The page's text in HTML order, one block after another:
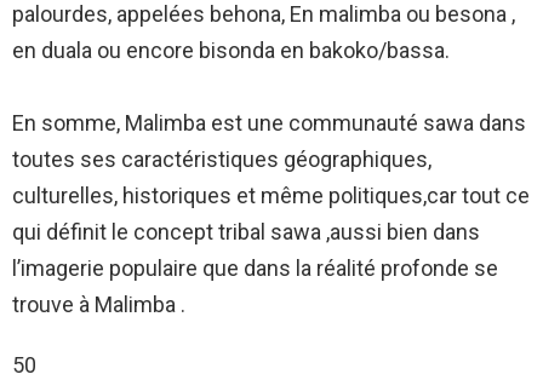
palourdes, appelées behona, En malimba ou besona ,
en duala ou encore bisonda en bakoko/bassa.
En somme, Malimba est une communauté sawa dans
toutes ses caractéristiques géographiques,
culturelles, historiques et même politiques,car tout ce
qui définit le concept tribal sawa ,aussi bien dans
l’imagerie populaire que dans la réalité profonde se
trouve à Malimba .
50